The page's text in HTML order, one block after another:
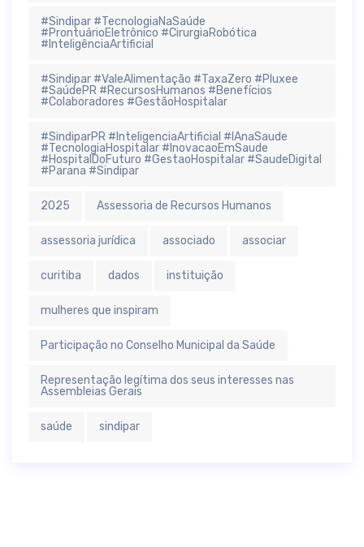
#Sindipar #TecnologiaNaSaúde
#ProntuárioEletrônico #CirurgiaRobótica
#InteligênciaArtificial
#Sindipar #ValeAlimentação #TaxaZero #Pluxee
#SaúdePR #RecursosHumanos #Benefícios
#Colaboradores #GestãoHospitalar
#SindiparPR #InteligenciaArtificial #IAnaSaude
#TecnologiaHospitalar #InovacaoEmSaude
#HospitalDoFuturo #GestaoHospitalar #SaudeDigital
#Parana #Sindipar
2025 Assessoria de Recursos Humanos
assessoria jurídica associado associar
curitiba dados instituição
mulheres que inspiram
Participação no Conselho Municipal da Saúde
Representação legítima dos seus interesses nas
Assembleias Gerais
saúde sindipar